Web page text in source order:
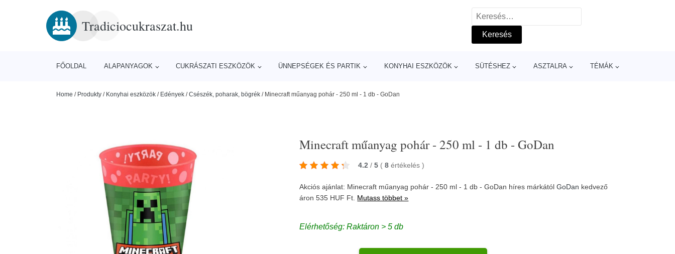
Tradiciocukraszat.hu
Keresés:
FŐOLDAL ALAPANYAGOK CUKRÁSZATI ESZKÖZÖK ÜNNEPSÉGEK ÉS PARTIK KONYHAI ESZKÖZÖK SÜTÉSHEZ ASZTALRA TÉMÁK
Home / Produkty / Konyhai eszközök / Edények /Csészék, poharak, bögrék / Minecraft műanyag pohár - 250 ml - 1 db - GoDan
Minecraft műanyag pohár - 250 ml - 1 db - GoDan
4.2 / 5 ( 8 értékelés)
Akciós ajánlat: Minecraft műanyag pohár - 250 ml - 1 db - GoDan híres márkátólGoDan kedvező
áron 535 HUF Ft. Mutass többet »
Elérhetőség: Raktáron > 5 db